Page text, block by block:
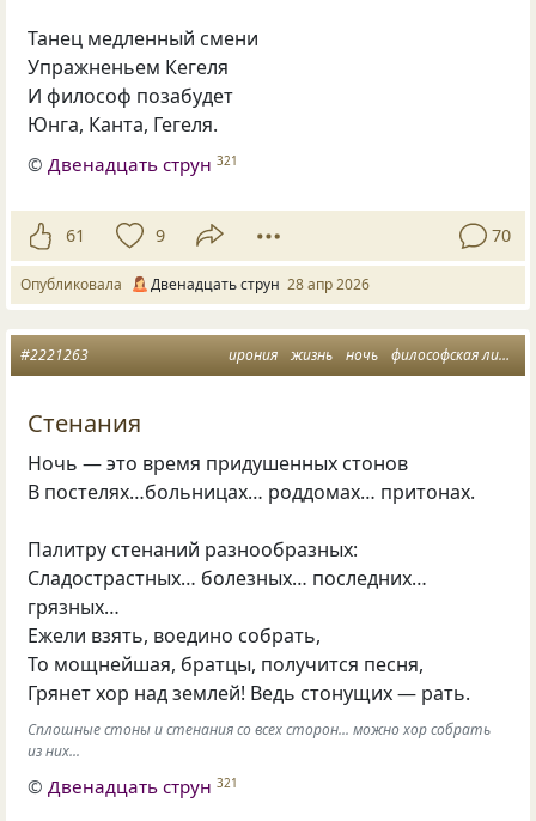
Танец медленный смени
Упражненьем Кегеля
И философ позабудет
Юнга, Канта, Гегеля.
© Двенадцать струн 321
61 9 70
Опубликовала Двенадцать струн 28 апр 2026
ирония жизнь ночь философская лирика
#2221263
Стенания
Ночь — это время придушенных стонов
В постелях…больницах… роддомах… притонах.
Палитру стенаний разнообразных:
Сладострастных… болезных… последних…
грязных…
Ежели взять, воедино собрать,
То мощнейшая, братцы, получится песня,
Грянет хор над землей! Ведь стонущих — рать.
Сплошные стоны и стенания со всех сторон... можно хор собрать
из них...
©Двенадцать струн 321